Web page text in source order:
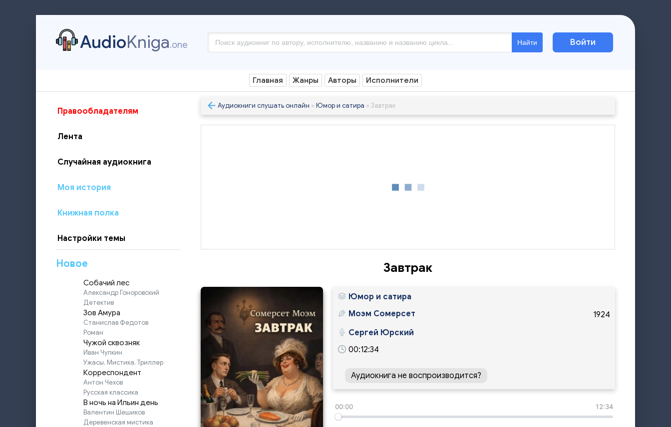
AudioKniga.one Найти Войти
Главная Жанры Авторы Исполнители
Правообладателям
Лента
Случайная аудиокнига
Моя история
Книжная полка
Настройки темы
Новое
Собачий лес
Александр Гоноровский
Детектив
Зов Амура
Станислав Федотов
Роман
Чужой сквозняк
Иван Чулкин
Ужасы, Мистика, Триллер
Корреспондент
Антон Чехов
Русская классика
В ночь на Ильин день
Валентин Шешиков
Деревенская мистика
Аудиокниги слушать онлайн » Юмор и сатира » Завтрак
Завтрак
Юмор и сатира
1924
Моэм Сомерсет
Сергей Юрский
00:12:34
Аудиокнига не воспроизводится?
00:00 12:34